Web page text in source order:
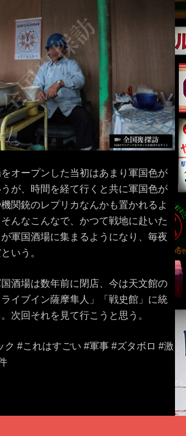
オープンした当初はあまり軍国色が
が、時間を経て行くと共に軍国色が
関銃のレプリカなんかも置かれるよ
んなこんなで、かつて戦地に赴いた
軍国酒場に集まるようになり、毎夜
いう。
酒場は数年前に閉店、今は天文館の
イブイン薩摩隼人」「戦史館」に統
次回それを見て行こうと思う。
ク #これはすごい #軍事 #ズタボロ #激